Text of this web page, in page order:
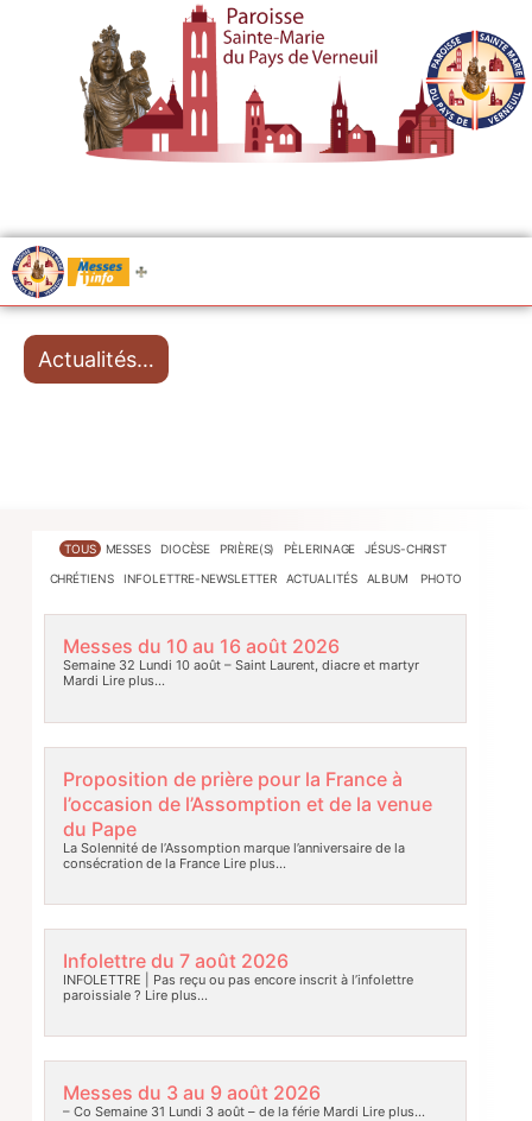
Messes
Actualités…
TOUS MESSES DIOCÈSE PRIÈRE(S) PÈLERINAGE JÉSUS-CHRIST
CHRÉTIENS INFOLETTRE-NEWSLETTER ACTUALITÉS ALBUM PHOTO
Messes du 10 au 16 août 2026
Semaine 32 Lundi 10 août – Saint Laurent, diacre et martyr
Mardi Lire plus…
Proposition de prière pour la France à
l’occasion de l’Assomption et de la venue
du Pape
La Solennité de l’Assomption marque l’anniversaire de la
consécration de la FranceLire plus…
Infolettre du 7 août 2026
INFOLETTRE | Pas reçu ou pas encore inscrit à l’infolettre
paroissiale ? Lire plus…
Messes du 3 au 9 août 2026
– Co Semaine 31 Lundi 3 août – de la férie Mardi Lire plus…